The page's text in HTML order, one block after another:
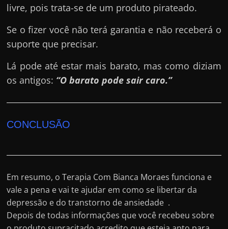
livre, pois trata-se de um produto pirateado.
Se o fizer você não terá garantia e não receberá o
suporte que precisar.
Lá pode até estar mais barato, mas como diziam
os antigos: “O barato pode sair caro.”
CONCLUSÃO
Em resumo, o Terapia Com Bianca Moraes funciona e
vale a pena e vai te ajudar em como se libertar da
depressão e do transtorno de ansiedade .
Depois de todas informações que você recebeu sobre